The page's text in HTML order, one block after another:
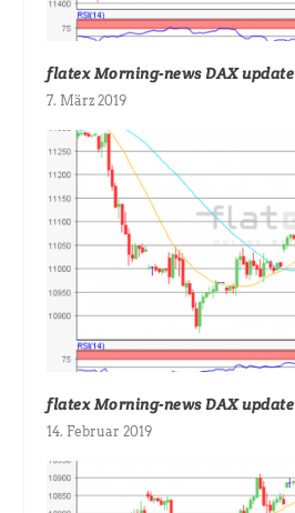
flatex Morning-news DAX update
7. März 2019
flatex Morning-news DAX update
14. Februar 2019